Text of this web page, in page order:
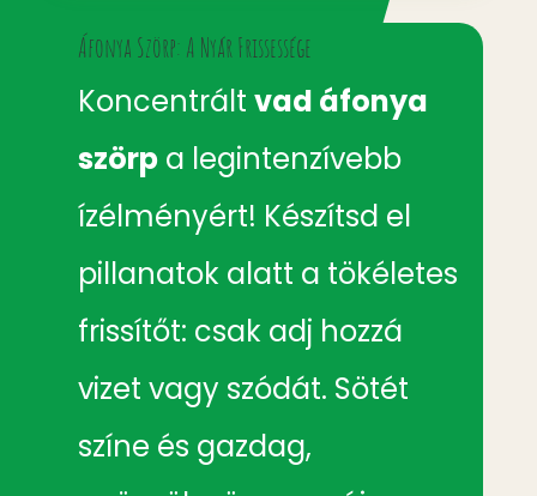
Áfonya Szörp: A Nyár Frissessége
Koncentrált vad áfonya
szörpa legintenzívebb
ízélményért! Készítsd el
pillanatok alatt a tökéletes
frissítőt: csak adj hozzá
vizet vagy szódát. Sötét
színe és gazdag,